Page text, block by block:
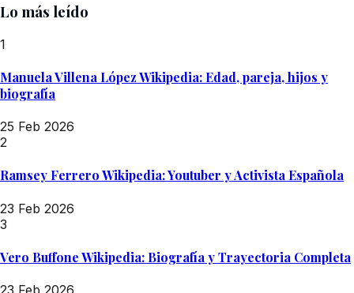
Lo más leído
1
Manuela Villena López Wikipedia: Edad, pareja, hijos y
biografía
25 Feb 2026
2
Ramsey Ferrero Wikipedia: Youtuber y Activista Española
23 Feb 2026
3
Vero Buffone Wikipedia: Biografía y Trayectoria Completa